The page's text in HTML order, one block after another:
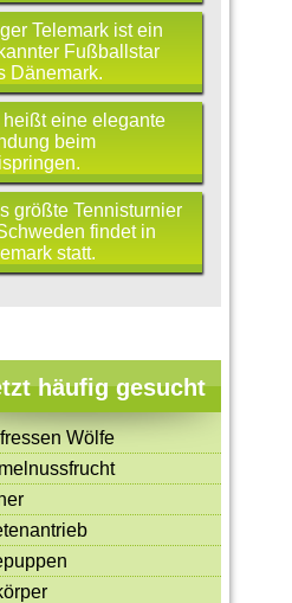
Telemark ist ein
Fußballstar
Dänemark.
heißt eine elegante
beim
größte Tennisturnier
findet in
statt.
häufig gesucht
Wölfe